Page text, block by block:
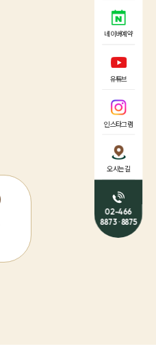
네이버예약
유튜브
인스타그램
오시는길
02-466
8873 · 8875